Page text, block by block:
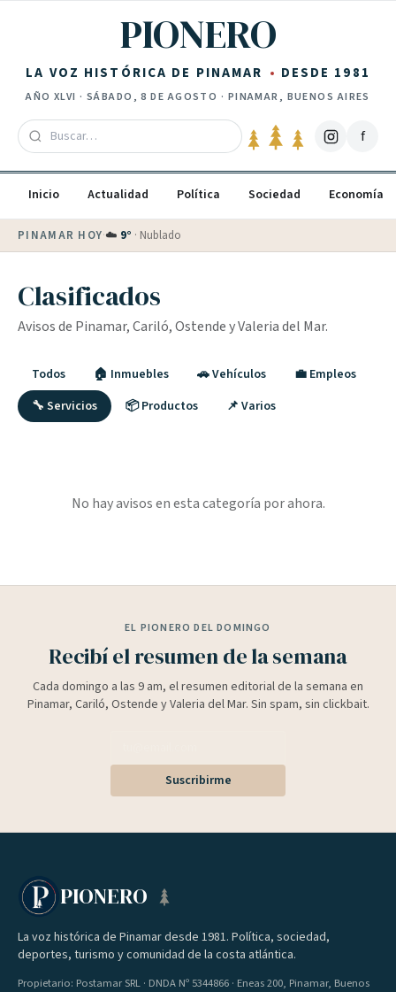
PIONERO
LA VOZ HISTÓRICA DE PINAMAR DESDE 1981
AÑO XLVI · SÁBADO, 8 DE AGOSTO · PINAMAR, BUENOS AIRES
f
Inicio Actualidad Política Sociedad Economía
PINAMAR HOY·
Clasificados
Avisos de Pinamar, Cariló, Ostende y Valeria del Mar.
Todos 🏠 Inmuebles 🚗 Vehículos
💼 Empleos
🔧 Servicios
📦 Productos 📌 Varios
No hay avisos en esta categoría por ahora.
EL PIONERO DEL DOMINGO
Recibí el resumen de la semana
Cada domingo a las 9 am, el resumen editorial de la semana en
Pinamar, Cariló, Ostende y Valeria del Mar. Sin spam, sin clickbait.
Suscribirme
PIONERO
La voz histórica de Pinamar desde 1981. Política, sociedad,
deportes, turismo y comunidad de la costa atlántica.
Propietario: Postamar SRL · DNDA Nº 5344866 · Eneas 200, Pinamar, Buenos